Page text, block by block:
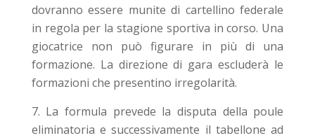
dovranno essere munite di cartellino federale
in regola per la stagione sportiva in corso. Una
giocatrice non può figurare in più di una
formazione. La direzione di gara escluderà le
formazioni che presentino irregolarità.
La formula prevede la disputa della poule
eliminatoria e successivamente il tabellone ad